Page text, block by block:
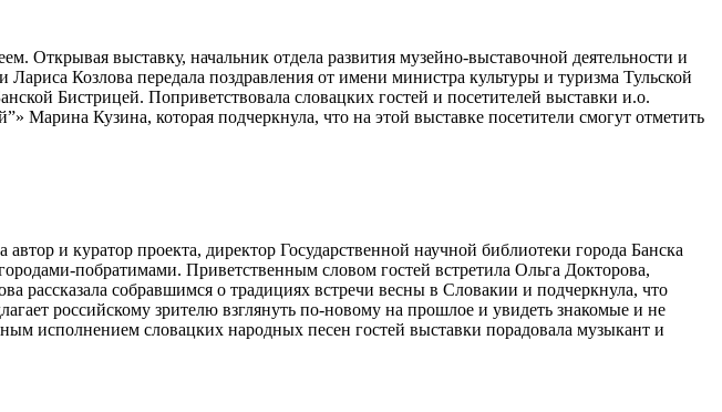
Открывая выставку, начальник отдела развития музейно-выставочной деятельности и
Козлова передала поздравления от имени министра культуры и туризма Тульской
Бистрицей. Поприветствовала словацких гостей и посетителей выставки и.о.
Кузина, которая подчеркнула, что на этой выставке посетители смогут отметить
и куратор проекта, директор Государственной научной библиотеки города Банска
побратимами. Приветственным словом гостей встретила Ольга Докторова,
рассказала собравшимся о традициях встречи весны в Словакии и подчеркнула, что
российскому зрителю взглянуть по-новому на прошлое и увидеть знакомые и не
исполнением словацких народных песен гостей выставки порадовала музыкант и